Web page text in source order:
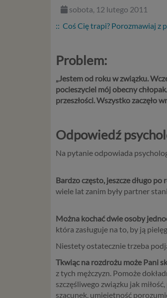
sobota, 12 lutego 2011
:: Coś Cię trapi? Porozmawiaj z
Problem:
„Jestem od roku w związku.
pocieszyciel mój obecny
przeszłości. Wszystko zaczęło
Odpowiedź
Na pytanie odpowiada
Bardzo często, jeszcze długo
wiele lat zanim były partner
Można kochać dwie osoby
która zasługuje na to, by ją
Niestety ostatecznie trzeba
Tkwiąc na rozdrożu może Pani
z tych mężczyzn. Pomoże
szczęśliwego związku jak
szacunek, umiejętność